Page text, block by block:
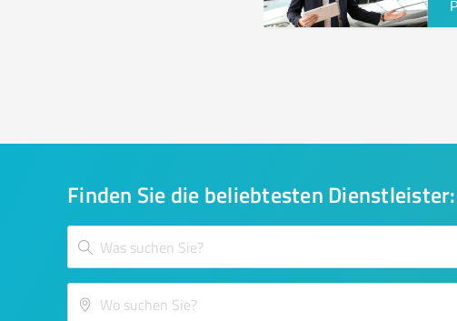
Finden Sie die beliebtesten Dienstleister: